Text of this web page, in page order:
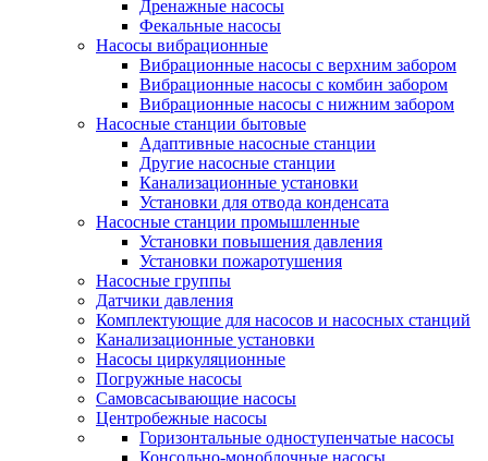
Дренажные насосы
Фекальные насосы
Насосы вибрационные
Вибрационные насосы с верхним забором
Вибрационные насосы с комбин забором
Вибрационные насосы с нижним забором
Насосные станции бытовые
Адаптивные насосные станции
Другие насосные станции
Канализационные установки
Установки для отвода конденсата
Насосные станции промышленные
Установки повышения давления
Установки пожаротушения
Насосные группы
Датчики давления
Комплектующие для насосов и насосных станций
Канализационные установки
Насосы циркуляционные
Погружные насосы
Самовсасывающие насосы
Центробежные насосы
Горизонтальные одноступенчатые насосы
Консольно-моноблочные насосы